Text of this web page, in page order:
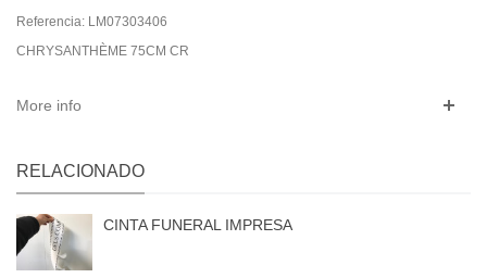
Referencia: LM07303406
CHRYSANTHÈME 75CM CR
More info
RELACIONADO
CINTA FUNERAL IMPRESA